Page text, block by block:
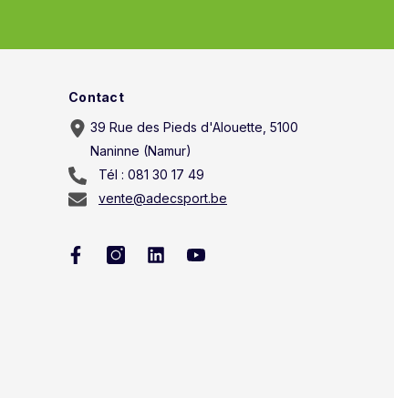
Contact
39 Rue des Pieds d'Alouette, 5100
Naninne (Namur)
Tél : 081 30 17 49
vente@adecsport.be